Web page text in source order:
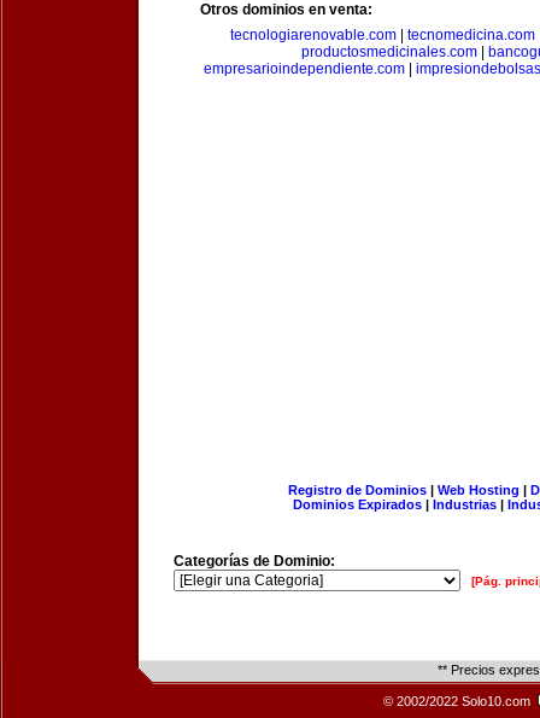
Otros dominios en venta:
tecnologiarenovable.com
tecnomedicina.com
productosmedicinales.com|
empresarioindependiente.com
Registro de Dominios| Web Hosting |
Dominios Expirados | Industrias |
Categorías de Dominio:
[Pág.
** Precios
© 2002/2022 Solo10.com